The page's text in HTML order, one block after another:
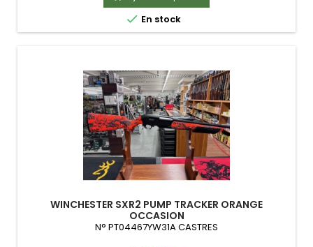
 En stock
WINCHESTER SXR2 PUMP TRACKER ORANGE
OCCASION
N° PT04467YW31A CASTRES